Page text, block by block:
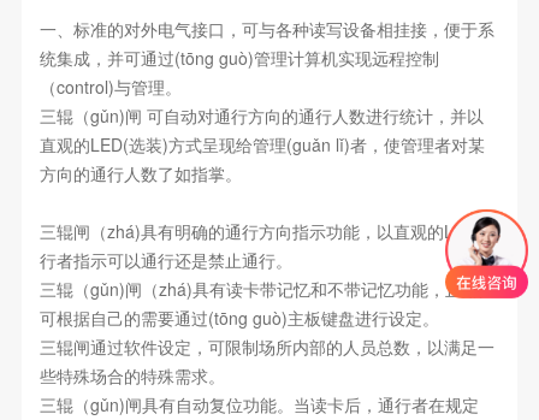
一、标准的对外电气接口，可与各种读写设备相挂接，便于系
统集成，并可通过(tōng guò)管理计算机实现远程控制
（control)与管理。
三辊（gǔn)闸 可自动对通行方向的通行人数进行统计，并以
直观的LED(选装)方式呈现给管理(guǎn lǐ)者，使管理者对某
方向的通行人数了如指掌。
三辊闸（zhá)具有明确的通行方向指示功能，以直观的LED通
行者指示可以通行还是禁止通行。
三辊（gǔn)闸（zhá)具有读卡带记忆和不带记忆功能，且用户
可根据自己的需要通过(tōng guò)主板键盘进行设定。
三辊闸通过软件设定，可限制场所内部的人员总数，以满足一
些特殊场合的特殊需求。
三辊（gǔn)闸具有自动复位功能。当读卡后，通行者在规定